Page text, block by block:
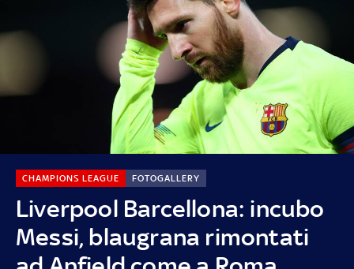
Liverpool Barcellona: incubo
Messi, blaugrana rimontati
CHAMPIONS LEAGUE FOTOGALLERY